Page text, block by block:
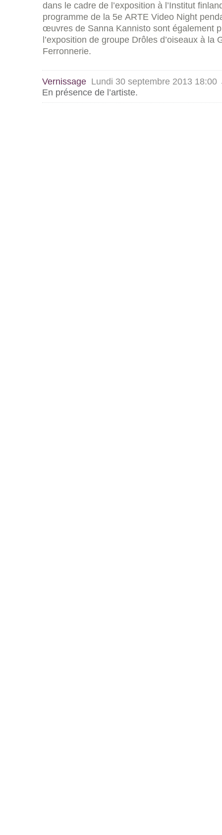
dans le cadre de l’exposition à l’Institut
programme de la 5e ARTE Video Night
œuvres de Sanna Kannisto sont également
l’exposition de groupe Drôles d’oiseaux à la
Ferronnerie.
Vernissage Lundi 30 septembre 2013
En présence de l’artiste.